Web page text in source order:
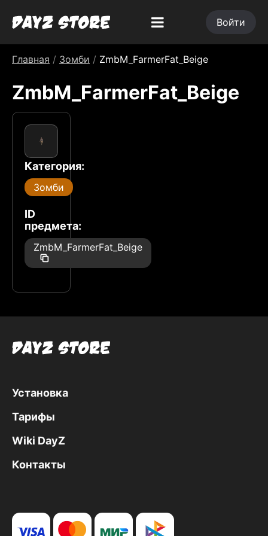
Войти
Главная / Зомби / ZmbM_FarmerFat_Beige
ZmbM_FarmerFat_Beige
Категория:
Зомби
ID
предмета:
ZmbM_FarmerFat_Beige
Установка
Тарифы
Wiki DayZ
Контакты